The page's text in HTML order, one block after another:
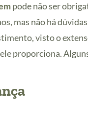
pode não ser
mas não há
visto o
proporciona.